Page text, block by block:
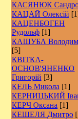
КАСЯНЮК
КАЦАЙ Олексій
КАЦЕНБОГЕН
Рудольф [1]
КАШУБА
[5]
КВІТКА-
ОСНОВ'ЯНЕНКО
Григорій [3]
КЕЛЬ Микола [1]
КЕРНИЦЬКИЙ
КЕРЧ Оксана [1]
КЕШЕЛЯ Дмитро